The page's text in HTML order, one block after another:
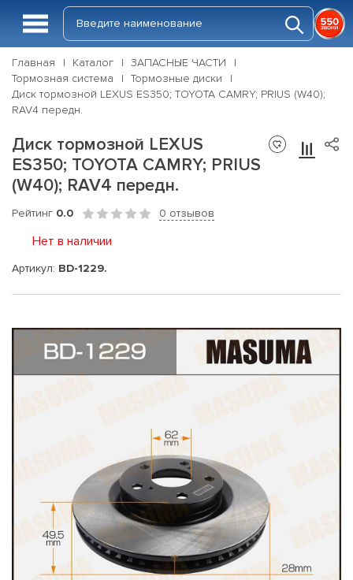
Главная Каталог
ЗАПАСНЫЕ ЧАСТИ
Тормозная система
Тормозные диски
Диск тормозной LEXUS ES350; TOYOTA CAMRY; PRIUS (W40);
RAV4 передн.
Диск тормозной LEXUS
ES350; TOYOTA CAMRY; PRIUS
(W40); RAV4 передн.
Рейтинг 0.0 0 отзывов
Нет в наличии
Артикул: BD-1229.